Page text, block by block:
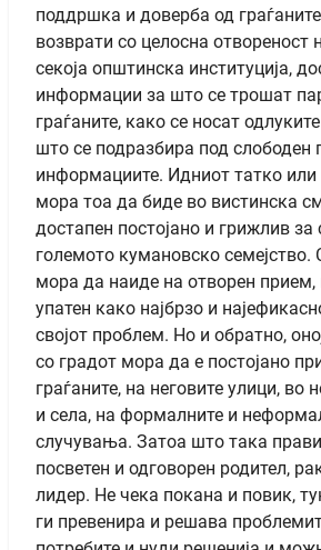
поддршка и доверба од
возврати со целосна отвореност
секоја општинска институција,
информации за што се трошат
граѓаните, како се носат
што се подразбира под слободен
информациите. Идниот татко или
мора тоа да биде во вистинска
достапен постојано и грижлив за
големото кумановско семејство.
мора да наиде на отворен
упатен како најбрзо и
својот проблем. Но и обратно,
со градот мора да е постојано
граѓаните, на неговите улици, во
и села, на формалните и
случувања. Затоа што така прави
посветен и одговорен родител,
лидер. Не чека покана и повик,
ги превенира и решава